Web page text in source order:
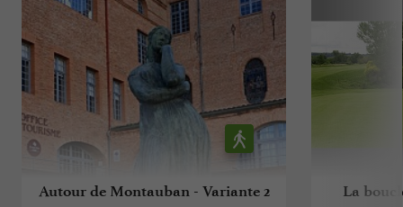
Autour de Montauban - Variante 2 La